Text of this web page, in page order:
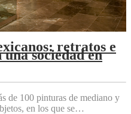
retratos e
sociedad en
de 100 pinturas de mediano y
en los que se…